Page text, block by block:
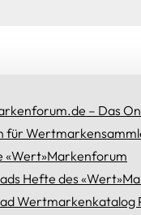
– Das
für
«Wert»Markenforum
Hefte des
Wertmarkenkatalog